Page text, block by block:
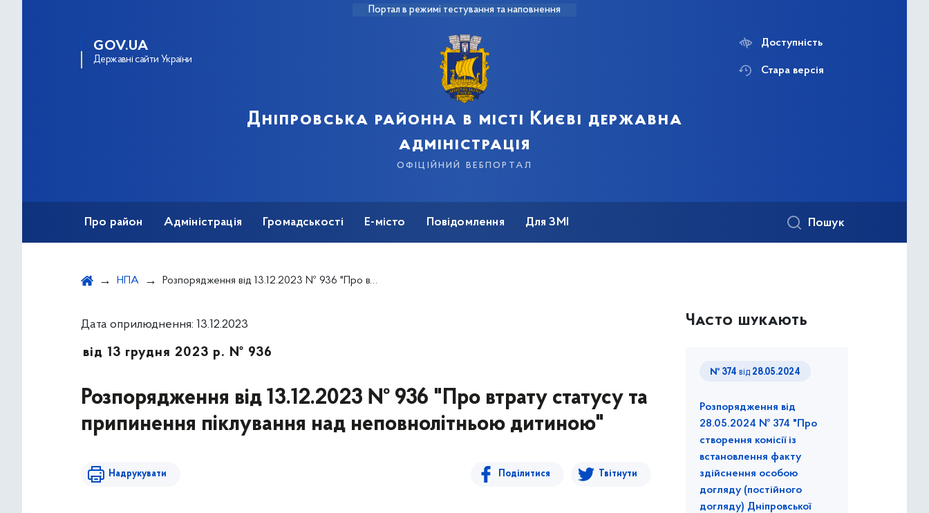
Портал в режимі тестування та наповнення
GOV.UA
Державні сайти України
Дніпровська районна в місті Києві державна
адміністрація
офіційний вебпортал
Доступність
Стара версія
Про район Адміністрація Громадськості Е-місто Повідомлення Для ЗМІ Пошук
НПА Розпорядження від 13.12.2023 № 936 "Про втрату статусу та припинення піклування над неповнолітньою дитиною"
Дата оприлюднення: 13.12.2023
від 13 грудня 2023 р. № 936
Розпорядження від 13.12.2023 № 936 "Про втрату статусу та
припинення піклування над неповнолітньою дитиною"
Надрукувати Поділитися Твітнути
Часто шукають
№ 374 від 28.05.2024
Розпорядження від
28.05.2024 № 374 "Про
створення комісії із
встановлення факту
здійснення особою
догляду (постійного
догляду) Дніпровської